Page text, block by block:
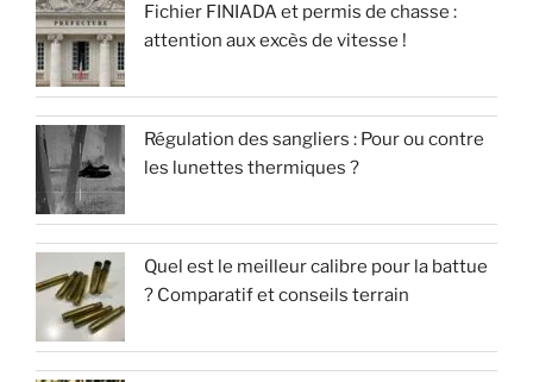
Fichier FINIADA et permis de chasse :
attention aux excès de vitesse !
Régulation des sangliers : Pour ou contre
les lunettes thermiques ?
Quel est le meilleur calibre pour la battue
? Comparatif et conseils terrain